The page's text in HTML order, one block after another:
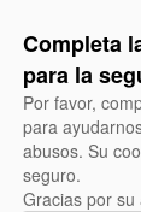
Completa
para la
Por favor,
para
abusos. Su
seguro.
Gracias por su